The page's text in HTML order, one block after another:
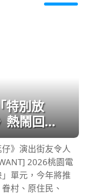
特別放
》演出街友令人
2026桃園電
單元，今年將推
村、原住民、